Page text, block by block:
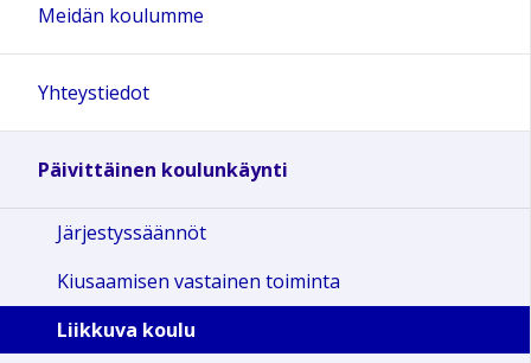
Meidän koulumme
Yhteystiedot
Päivittäinen koulunkäynti
Järjestyssäännöt
Kiusaamisen vastainen toiminta
Liikkuva koulu